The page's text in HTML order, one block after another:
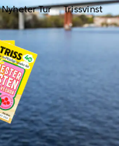
Nyheter Tur Trissvinst